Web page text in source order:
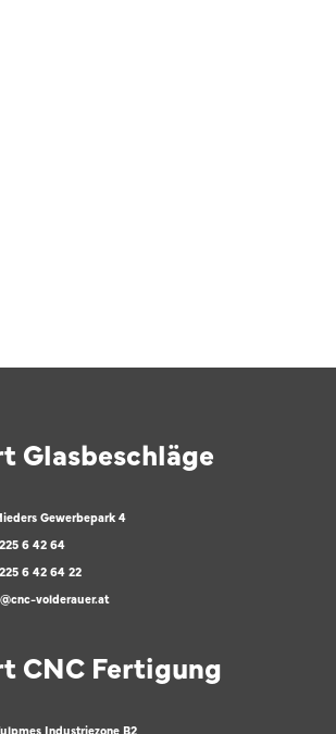
Glasbeschläge
Gewerbepark 4
6 42 64
6 42 64 22
volderauer.at
CNC Fertigung
Industriezone B2